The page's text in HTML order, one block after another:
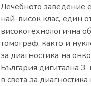
Лечебното заведение
най-висок клас, един
високотехнологична
томограф, както и
за диагностика на
България дигитална
в света за